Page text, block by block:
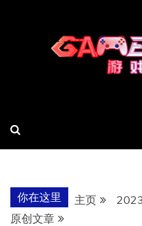
你在这里 主页 2023
原创文章